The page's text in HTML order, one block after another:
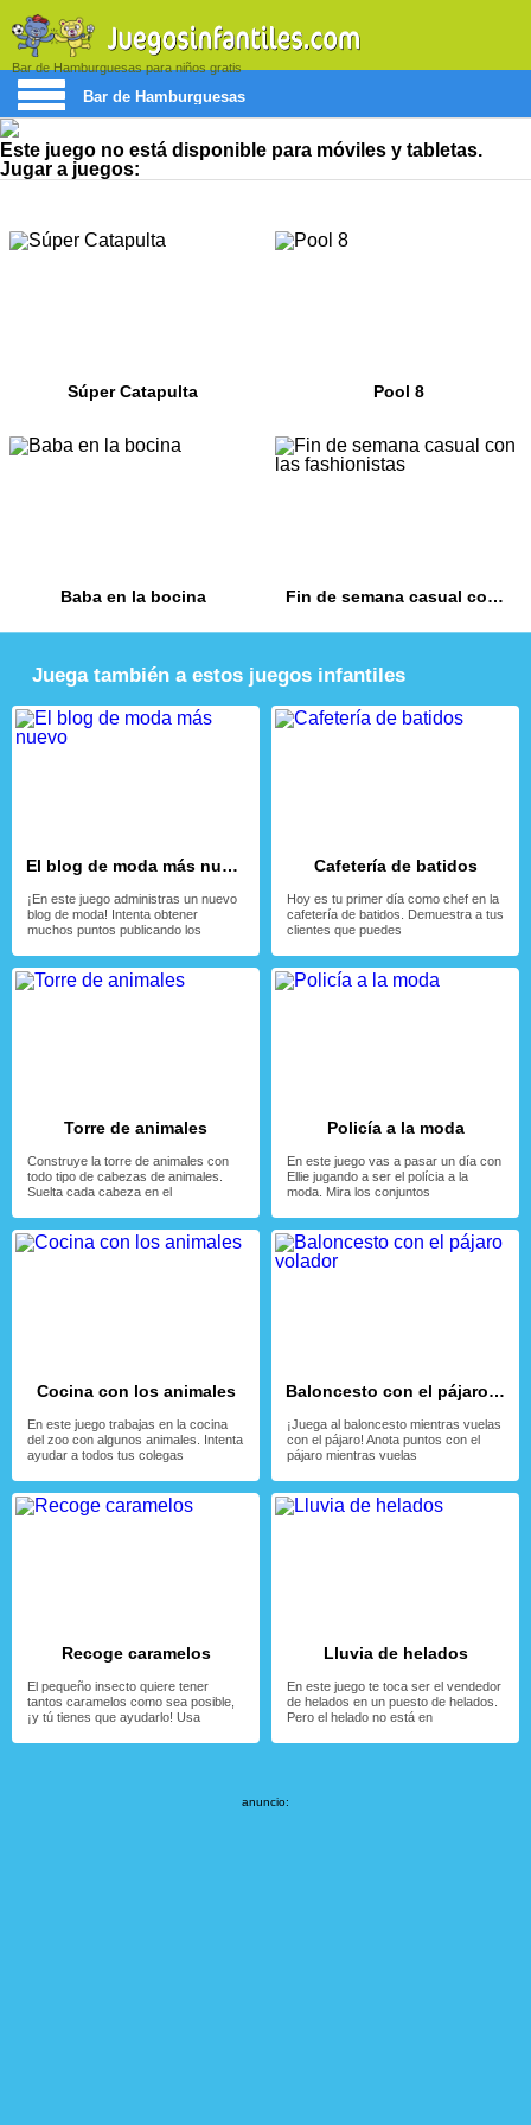
Bar de Hamburguesas para niños gratis
Bar de Hamburguesas
Este juego no está disponible para móviles y tabletas.
Jugar a juegos:
Súper Catapulta Pool 8
Baba en la bocina Fin de semana casual con las fashionistas
Juega también a estos juegos infantiles
El blog de moda más nuevo
¡En este juego administras un nuevo
blog de moda! Intenta obtener
muchos puntos publicando los
Cafetería de batidos
Hoy es tu primer día como chef en la
cafetería de batidos. Demuestra a tus
clientes que puedes
Torre de animales
Construye la torre de animales con
todo tipo de cabezas de animales.
Suelta cada cabeza en el
Policía a la moda
En este juego vas a pasar un día con
Ellie jugando a ser el polícia a la
moda. Mira los conjuntos
Cocina con los animales
En este juego trabajas en la cocina
del zoo con algunos animales. Intenta
ayudar a todos tus colegas
Baloncesto con el pájaro volador
¡Juega al baloncesto mientras vuelas
con el pájaro! Anota puntos con el
pájaro mientras vuelas
Recoge caramelos
El pequeño insecto quiere tener
tantos caramelos como sea posible,
¡y tú tienes que ayudarlo! Usa
Lluvia de helados
En este juego te toca ser el vendedor
de helados en un puesto de helados.
Pero el helado no está en
anuncio: